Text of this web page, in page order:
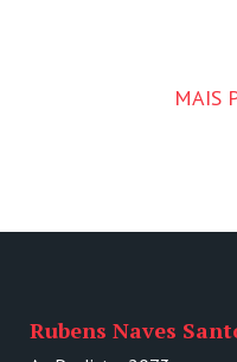
MAIS
Rubens Naves